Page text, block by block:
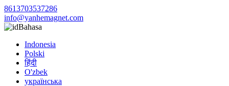
8613703537286
info@yanhemagnet.com
Bahasa
Indonesia
Polski
हिंदी
O'zbek
українська